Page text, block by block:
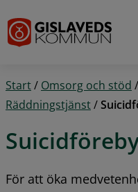
Start/ Omsorg och stöd /
Räddningstjänst/
För att öka